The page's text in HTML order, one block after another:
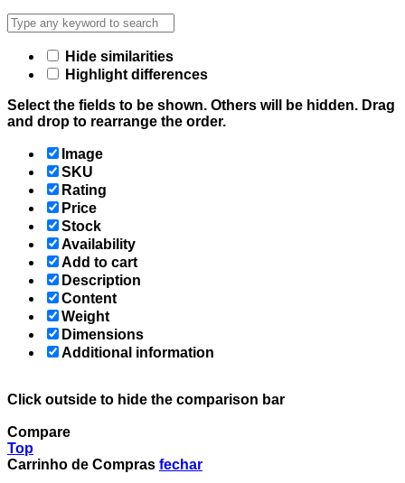
Hide similarities
Highlight differences
Select the fields to be shown. Others will be hidden. Drag
and drop to rearrange the order.
Image
SKU
Rating
Price
Stock
Availability
Add to cart
Description
Content
Weight
Dimensions
Additional information
Click outside to hide the comparison bar
Compare
Top
Carrinho de Compras fechar